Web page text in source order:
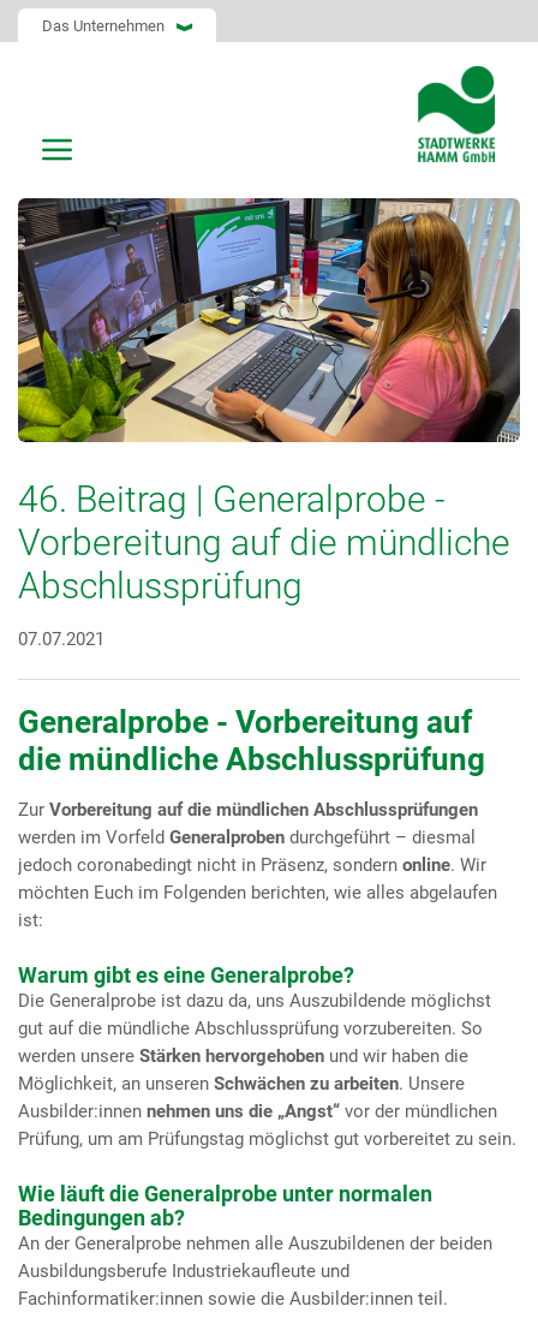
Das Unternehmen
46. Beitrag | Generalprobe -
Vorbereitung auf die mündliche
Abschlussprüfung
07.07.2021
Generalprobe - Vorbereitung auf
die mündliche Abschlussprüfung
Zur Vorbereitung auf die mündlichen Abschlussprüfungen
werden im Vorfeld Generalproben durchgeführt – diesmal
jedoch coronabedingt nicht in Präsenz, sondern online. Wir
möchten Euch im Folgenden berichten, wie alles abgelaufen
ist:
Warum gibt es eine Generalprobe?
Die Generalprobe ist dazu da, uns Auszubildende möglichst
gut auf die mündliche Abschlussprüfung vorzubereiten. So
werden unsere Stärken hervorgehoben und wir haben die
Möglichkeit, an unseren Schwächen zu arbeiten. Unsere
Ausbilder:innen nehmen uns die „Angst“ vor der mündlichen
Prüfung, um am Prüfungstag möglichst gut vorbereitet zu sein.
Wie läuft die Generalprobe unter normalen
Bedingungen ab?
An der Generalprobe nehmen alle Auszubildenen der beiden
Ausbildungsberufe Industriekaufleute und
Fachinformatiker:innen sowie die Ausbilder:innen teil.